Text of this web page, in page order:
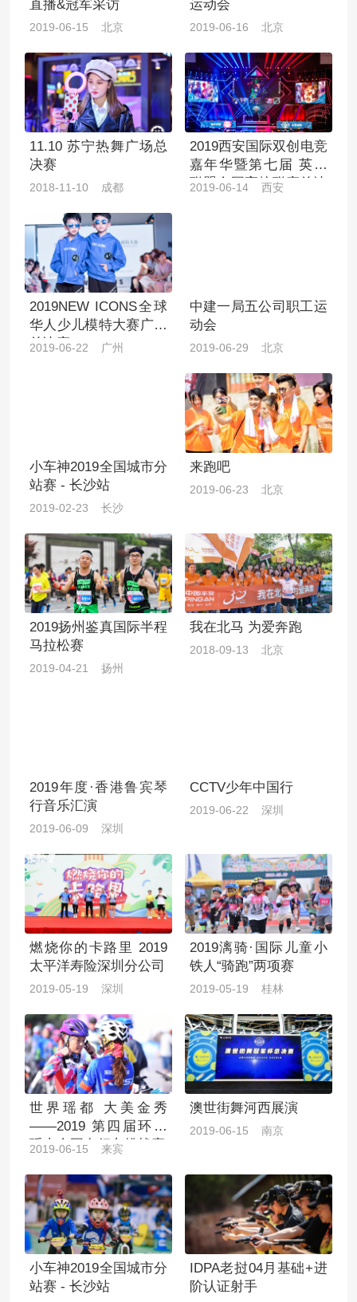
直播&冠军采访
2019-06-15 北京
运动会
2019-06-16 北京
11.10 苏宁热舞广场总
决赛
2018-11-10 成都
2019西安国际双创电竞
嘉年华暨第七届 英雄
联盟全国高校联赛总决
2019-06-14 西安
2019NEW ICONS全球
华人少儿模特大赛广州
总决赛
2019-06-22 广州
中建一局五公司职工运
动会
2019-06-29 北京
小车神2019全国城市分
站赛 - 长沙站
2019-02-23 长沙
来跑吧
2019-06-23 北京
2019扬州鉴真国际半程
马拉松赛
2019-04-21 扬州
我在北马 为爱奔跑
2018-09-13 北京
2019年度·香港鲁宾琴
行音乐汇演
2019-06-09 深圳
CCTV少年中国行
2019-06-22 深圳
燃烧你的卡路里 2019
太平洋寿险深圳分公司
2019-05-19 深圳
2019漓骑·国际儿童小
铁人“骑跑”两项赛
2019-05-19 桂林
世界瑶都 大美金秀
——2019 第四届环大
瑶山全国自行车挑战赛
2019-06-15 来宾
澳世街舞河西展演
2019-06-15 南京
小车神2019全国城市分
站赛 - 长沙站
IDPA老挝04月基础+进
阶认证射手